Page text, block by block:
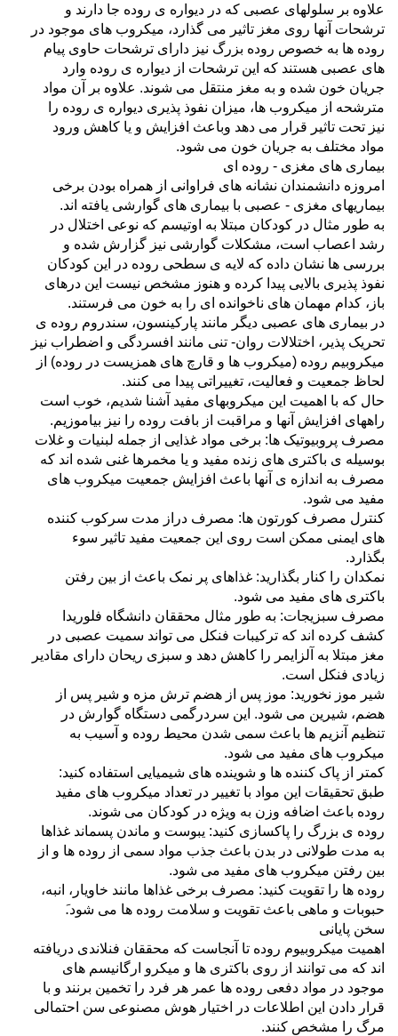
علاوه بر سلولهای عصبی که در دیواره ی روده جا دارند و
ترشحات آنها روی مغز تاثیر می گذارد، میکروب های موجود در
روده ها به خصوص روده بزرگ نیز دارای ترشحات حاوی پیام
های عصبی هستند که این ترشحات از دیواره ی روده وارد
جریان خون شده و به مغز منتقل می شوند. علاوه بر آن مواد
مترشحه از میکروب ها، میزان نفوذ پذیری دیواره ی روده را
نیز تحت تاثیر قرار می دهد وباعث افزایش و یا کاهش ورود
مواد مختلف به جریان خون می شود.
بیماری های مغزی - روده ای
امروزه دانشمندان نشانه های فراوانی از همراه بودن برخی
بیماریهای مغزی - عصبی با بیماری های گوارشی یافته اند.
به طور مثال در کودکان مبتلا به اوتیسم که نوعی اختلال در
رشد اعصاب است، مشکلات گوارشی نیز گزارش شده و
بررسی ها نشان داده که لایه ی سطحی روده در این کودکان
نفوذ پذیری بالایی پیدا کرده و هنوز مشخص نیست این درهای
باز، کدام مهمان های ناخوانده ای را به خون می فرستند.
در بیماری های عصبی دیگر مانند پارکینسون، سندروم روده ی
تحریک پذیر، اختلالات روان- تنی مانند افسردگی و اضطراب نیز
میکروبیم روده (میکروب ها و قارچ های همزیست در روده) از
لحاظ جمعیت و فعالیت، تغییراتی پیدا می کنند.
حال که با اهمیت این میکروبهای مفید آشنا شدیم، خوب است
راههای افزایش آنها و مراقبت از بافت روده را نیز بیاموزیم.
مصرف پروبیوتیک ها: برخی مواد غذایی از جمله لبنیات و غلات
بوسیله ی باکتری های زنده مفید و یا مخمرها غنی شده اند که
مصرف به اندازه ی آنها باعث افزایش جمعیت میکروب های
مفید می شود.
کنترل مصرف کورتون ها: مصرف دراز مدت سرکوب کننده
های ایمنی ممکن است روی این جمعیت مفید تاثیر سوء
بگذارد.
نمکدان را کنار بگذارید: غذاهای پر نمک باعث از بین رفتن
باکتری های مفید می شود.
مصرف سبزیجات: به طور مثال محققان دانشگاه فلوریدا
کشف کرده اند که ترکیبات فنکل می تواند سمیت عصبی در
مغز مبتلا به آلزایمر را کاهش دهد و سبزی ریحان دارای مقادیر
زیادی فنکل است.
شیر موز نخورید: موز پس از هضم ترش مزه و شیر پس از
هضم، شیرین می شود. این سردرگمی دستگاه گوارش در
تنظیم آنزیم ها باعث سمی شدن محیط روده و آسیب به
میکروب های مفید می شود.
کمتر از پاک کننده ها و شوینده های شیمیایی استفاده کنید:
طبق تحقیقات این مواد با تغییر در تعداد میکروب های مفید
روده باعث اضافه وزن به ویژه در کودکان می شوند.
روده ی بزرگ را پاکسازی کنید: یبوست و ماندن پسماند غذاها
به مدت طولانی در بدن باعث جذب مواد سمی از روده ها و از
بین رفتن میکروب های مفید می شود.
روده ها را تقویت کنید: مصرف برخی غذاها مانند خاویار، انبه،
حبوبات و ماهی باعث تقویت و سلامت روده ها می شود.َ
سخن پایانی
اهمیت میکروبیوم روده تا آنجاست که محققان فنلاندی دریافته
اند که می توانند از روی باکتری ها و میکرو ارگانیسم های
موجود در مواد دفعی روده ها عمر هر فرد را تخمین برنند و با
قرار دادن این اطلاعات در اختیار هوش مصنوعی سن احتمالی
مرگ را مشخص کنند.